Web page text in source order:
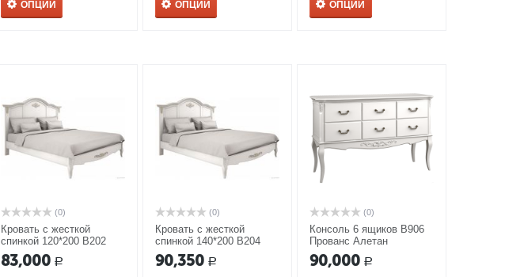
ОПЦИИ ОПЦИИ ОПЦИИ
(0)
Кровать с жесткой
спинкой 120*200 В202
Прованс Алетан
83,000 Р
(0)
Кровать с жесткой
спинкой 140*200 В204
Прованс Алетан
90,350 Р
(0)
Консоль 6 ящиков В906
Прованс Алетан
90,000 Р